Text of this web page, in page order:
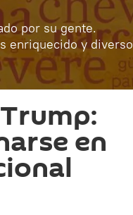
por su gente.
enriquecido y diverso
en